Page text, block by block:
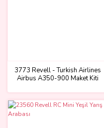
3773 Revell - Turkish Airlines
Airbus A350-900 Maket Kiti